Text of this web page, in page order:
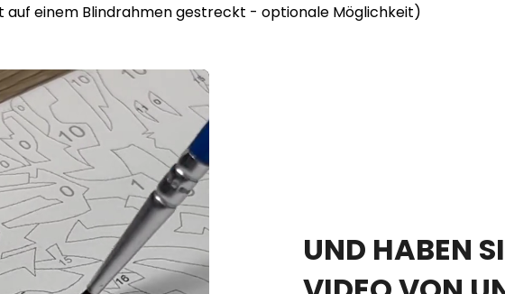
auf einem Blindrahmen gestreckt - optionale Möglichkeit)
UND HABEN